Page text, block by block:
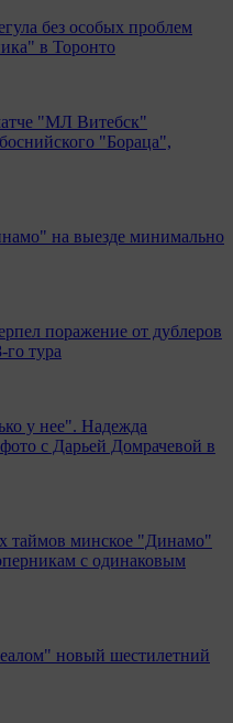
без особых проблем
в Торонто
"МЛ Витебск"
"Бораца",
на выезде минимально
поражение от дублеров
тура
у нее". Надежда
с Дарьей Домрачевой в
таймов минское "Динамо"
с одинаковым
новый шестилетний